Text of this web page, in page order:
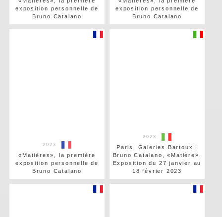
exposition personnelle de
Bruno Catalano
exposition personnelle de
Bruno Catalano
2023
«Matières», la première
exposition personnelle de
Bruno Catalano
2023
Paris, Galeries Bartoux :
Bruno Catalano, «Matière».
Exposition du 27 janvier au
18 février 2023